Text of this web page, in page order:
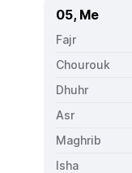
05, Me